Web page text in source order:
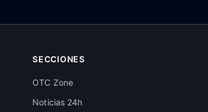
SECCIONES
OTC Zone
Noticias 24h